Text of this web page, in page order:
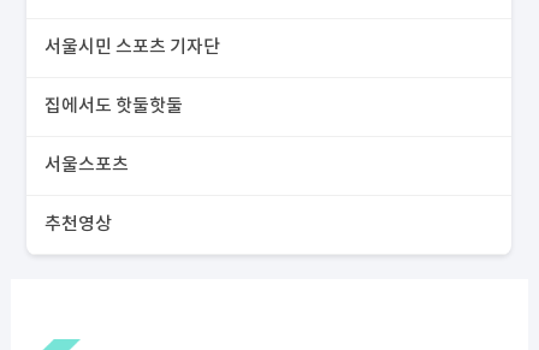
서울시민 스포츠 기자단
집에서도 핫둘핫둘
서울스포츠
추천영상